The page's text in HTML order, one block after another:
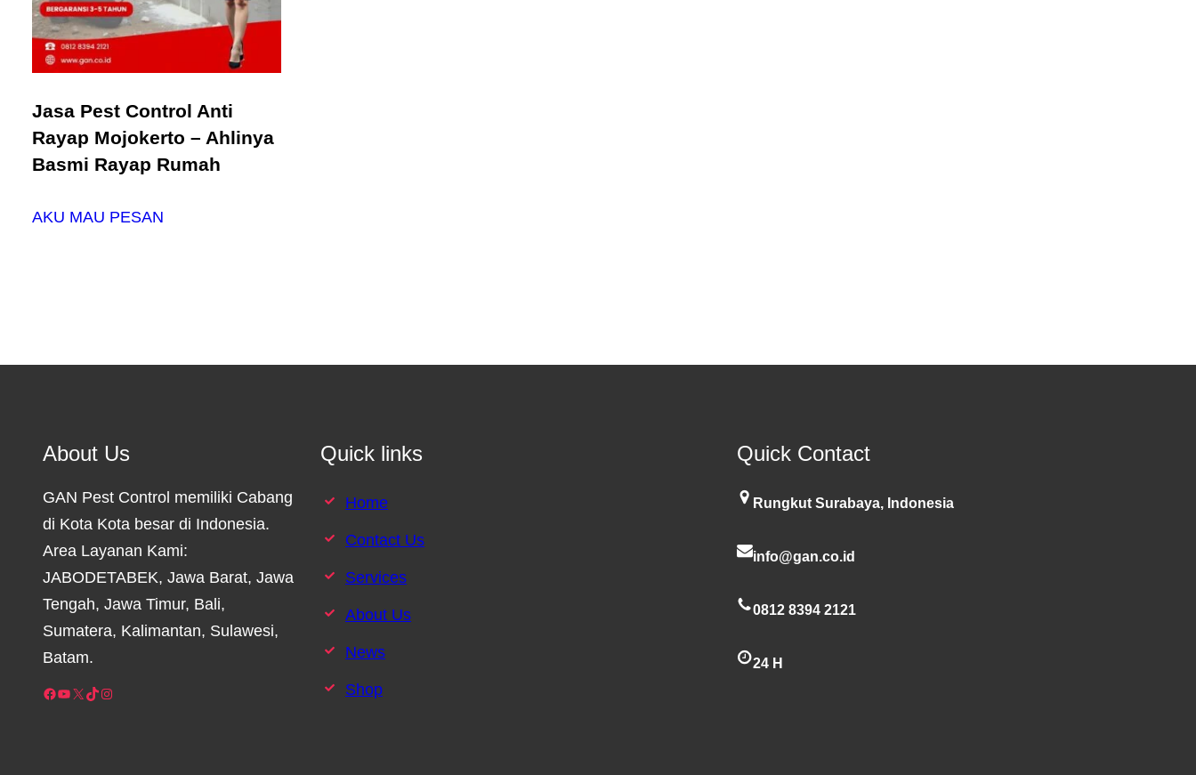
Jasa Pest Control Anti
Rayap Mojokerto – Ahlinya
Basmi Rayap Rumah
AKU MAU PESAN
About Us
GAN Pest Control memiliki Cabang
di Kota Kota besar di Indonesia.
Area Layanan Kami:
JABODETABEK, Jawa Barat, Jawa
Tengah, Jawa Timur, Bali,
Sumatera, Kalimantan, Sulawesi,
Batam.
Facebook YouTube X TikTok Instagram
Quick links
Home
Contact Us
Services
About Us
News
Shop
Quick Contact
Rungkut Surabaya, Indonesia
info@gan.co.id
0812 8394 2121
24 H